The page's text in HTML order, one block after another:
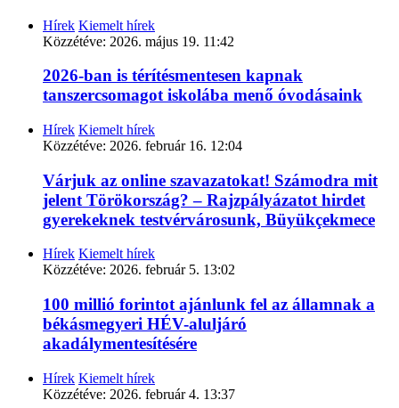
Hírek Kiemelt hírek
Közzétéve: 2026. május 19. 11:42
2026-ban is térítésmentesen kapnak
tanszercsomagot iskolába menő óvodásaink
Hírek Kiemelt hírek
Közzétéve: 2026. február 16. 12:04
Várjuk az online szavazatokat! Számodra mit
jelent Törökország? – Rajzpályázatot hirdet
gyerekeknek testvérvárosunk, Büyükçekmece
Hírek Kiemelt hírek
Közzétéve: 2026. február 5. 13:02
100 millió forintot ajánlunk fel az államnak a
békásmegyeri HÉV-aluljáró
akadálymentesítésére
Hírek Kiemelt hírek
Közzétéve: 2026. február 4. 13:37